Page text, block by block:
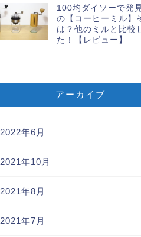
100均ダイソーで発
の【コーヒーミル】
は？他のミルと比較
た！【レビュー】
アーカイブ
2022年6月
2021年10月
2021年8月
2021年7月